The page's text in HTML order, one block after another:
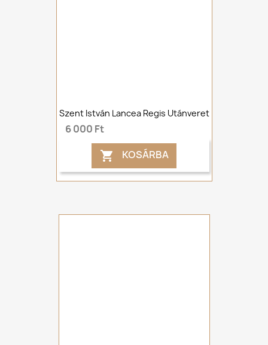
Szent István Lancea Regis Utánveret
6 000 Ft
 KOSÁRBA